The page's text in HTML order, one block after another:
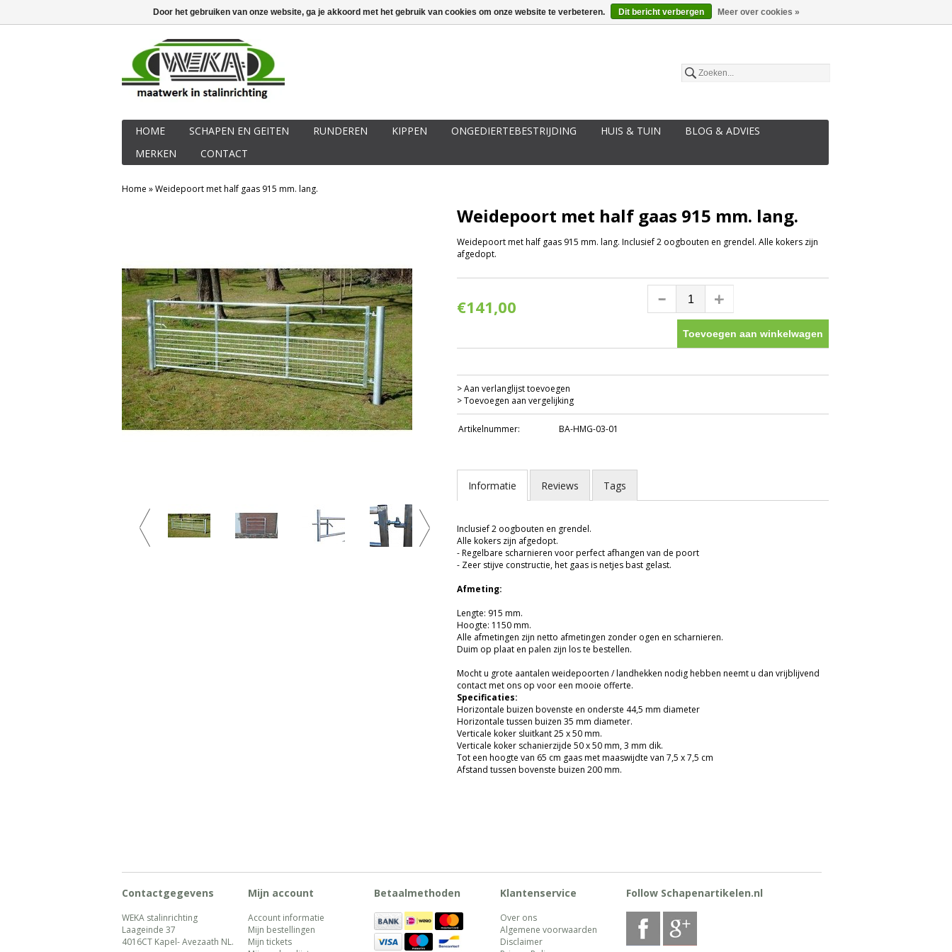
40 jaren ervaring in stalinrichting Inloggen Een account aanmaken Mijn winkelwagen €0,00 Nederlands
€
HOME SCHAPEN EN GEITEN RUNDEREN KIPPEN ONGEDIERTEBESTRIJDING HUIS & TUIN
BLOG & ADVIES
MERKEN
CONTACT
Home »Weidepoort met half gaas 915 mm. lang.
Weidepoort met half gaas 915 mm. lang.
Weidepoort met half gaas 915 mm. lang. Inclusief 2 oogbouten en grendel. Alle kokers zijn
afgedopt.
€141,00
Toevoegen aan winkelwagen
> Aan verlanglijst toevoegen
> Toevoegen aan vergelijking
Artikelnummer: BA-HMG-03-01
Informatie Reviews Tags
Inclusief 2 oogbouten en grendel.
Alle kokers zijn afgedopt.
- Regelbare scharnieren voor perfect afhangen van de poort
- Zeer stijve constructie, het gaas is netjes bast gelast.
Afmeting:
Lengte: 915 mm.
Hoogte: 1150 mm.
Alle afmetingen zijn netto afmetingen zonder ogen en scharnieren.
Duim op plaat en palen zijn los te bestellen.
Mocht u grote aantalen weidepoorten / landhekken nodig hebben neemt u dan vrijblijvend
contact met ons op voor een mooie offerte.
Specificaties:
Horizontale buizen bovenste en onderste 44,5 mm diameter
Horizontale tussen buizen 35 mm diameter.
Verticale koker sluitkant 25 x 50 mm.
Verticale koker schanierzijde 50 x 50 mm, 3 mm dik.
Tot een hoogte van 65 cm gaas met maaswijdte van 7,5 x 7,5 cm
Afstand tussen bovenste buizen 200 mm.
Contactgegevens
WEKA stalinrichting
Laageinde 37
4016CT Kapel- Avezaath NL.
Mijn account
Account informatie
Mijn bestellingen
Mijn tickets
Betaalmethoden Klantenservice
Over ons
Algemene voorwaarden
Disclaimer
Follow Schapenartikelen.nl
Door het gebruiken van onze website, ga je akkoord met het gebruik van cookies om onze website te verbeteren. Dit bericht verbergen Meer over cookies »